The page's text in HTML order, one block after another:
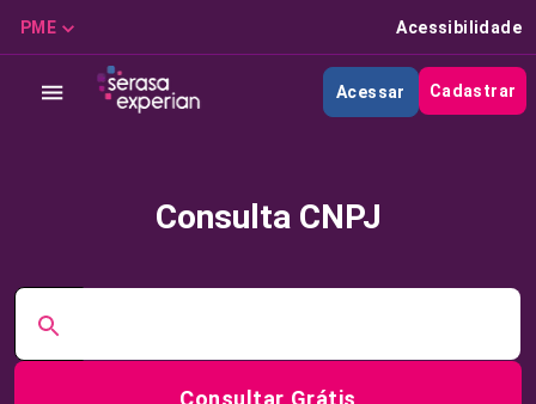
PME Acessibilidade
Acessar Cadastrar
Consulta CNPJ
Consultar Grátis